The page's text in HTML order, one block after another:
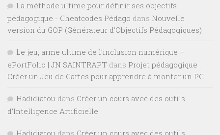
La méthode ultime pour définir ses objectifs
pédagogique - Cheatcodes Pédago dans Nouvelle
version du GOP (Générateur d’Objectifs Pédagogiques)
Le jeu, arme ultime de l’inclusion numérique –
ePortFolio | JN SAINTRAPT dans Projet pédagogique :
Créer un Jeu de Cartes pour apprendre à monter un PC
Hadidiatou dans Créer un cours avec des outils
d’Intelligence Artificielle